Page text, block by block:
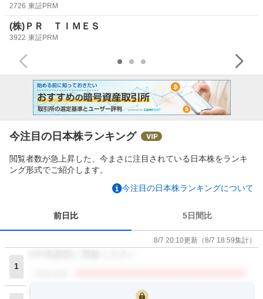
2726 東証PRM
(株)ＰＲ ＴＩＭＥＳ
3922 東証PRM
今注目の日本株ランキング
閲覧者数が急上昇した、今まさに注目されている日本株をランキ
ング形式でご紹介します。
今注目の日本株ランキングについて
前日比 5日間比
8/7 20:10更新 （8/7 18:59集計）
1
VIP倶楽部に登録ください